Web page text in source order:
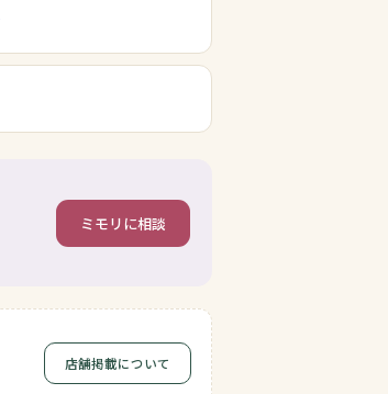
ミモリに相談
店舗掲載について